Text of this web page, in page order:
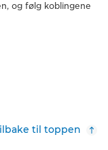
og følg koblingene
til toppen